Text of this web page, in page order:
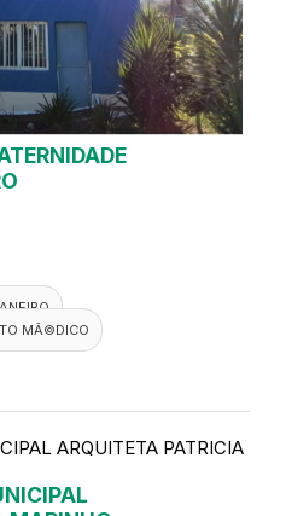
MÃ©DICO